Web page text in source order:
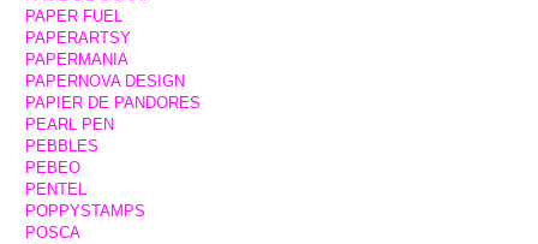
PAPER FUEL
PAPERARTSY
PAPERMANIA
PAPERNOVA DESIGN
PAPIER DE PANDORES
PEARL PEN
PEBBLES
PEBEO
PENTEL
POPPYSTAMPS
POSCA